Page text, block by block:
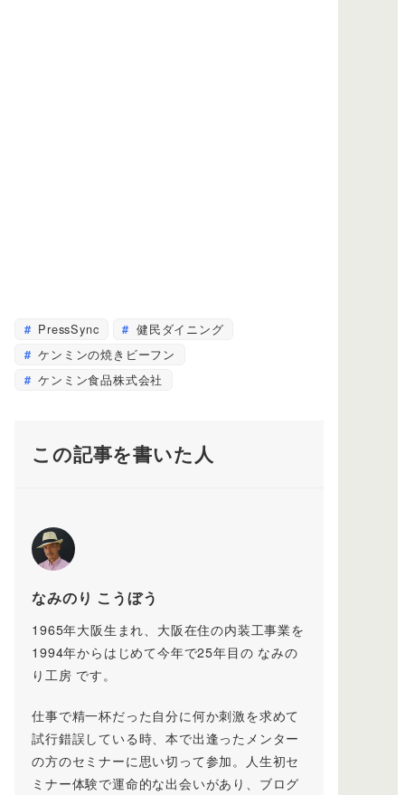
PressSync
健民ダイニング
ケンミンの焼きビーフン
ケンミン食品株式会社
この記事を書いた人
なみのり こうぼう
1965年大阪生まれ、大阪在住の内装工事業を
1994年からはじめて今年で25年目の なみの
り工房 です。
仕事で精一杯だった自分に何か刺激を求めて
試行錯誤している時、本で出逢ったメンター
の方のセミナーに思い切って参加。人生初セ
ミナー体験で運命的な出会いがあり、ブログ